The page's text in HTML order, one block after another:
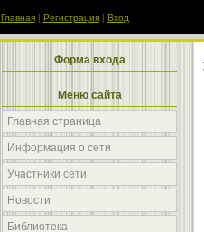
Главная| Регистрация| Вход
Форма входа
Меню сайта
Главная страница
Информация о сети
Участники сети
Новости
Библиотека